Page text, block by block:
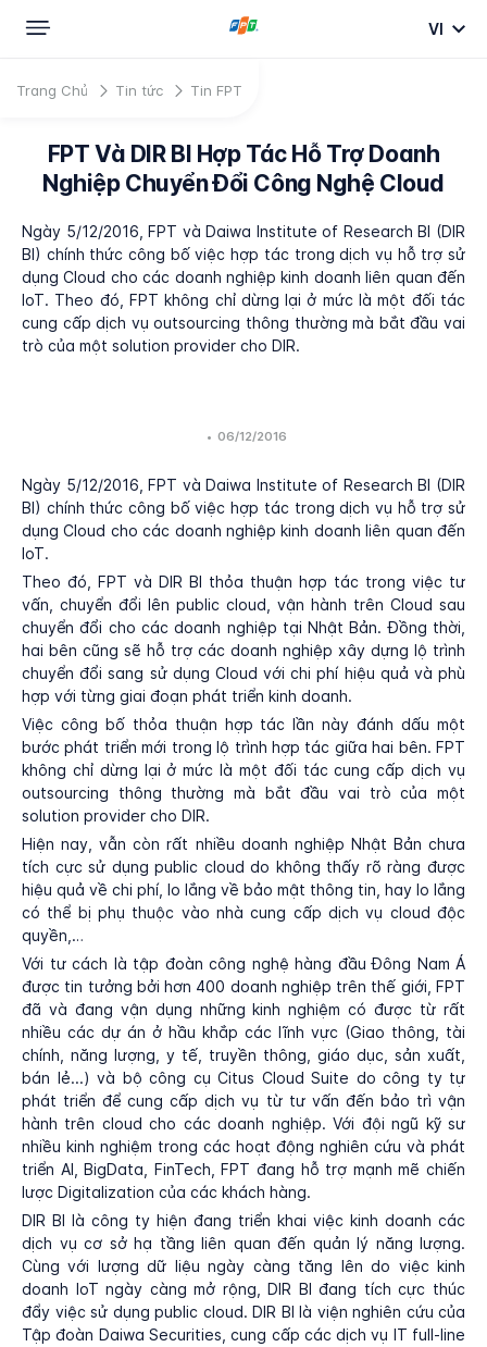
VI
Trang Chủ Tin tức Tin FPT
FPT Và DIR BI Hợp Tác Hỗ Trợ Doanh
Nghiệp Chuyển Đổi Công Nghệ Cloud
Ngày 5/12/2016, FPT và Daiwa Institute of Research BI (DIR
BI) chính thức công bố việc hợp tác trong dịch vụ hỗ trợ sử
dụng Cloud cho các doanh nghiệp kinh doanh liên quan đến
IoT. Theo đó, FPT không chỉ dừng lại ở mức là một đối tác
cung cấp dịch vụ outsourcing thông thường mà bắt đầu vai
trò của một solution provider cho DIR.
• 06/12/2016
Ngày 5/12/2016, FPT và Daiwa Institute of Research BI (DIR
BI) chính thức công bố việc hợp tác trong dịch vụ hỗ trợ sử
dụng Cloud cho các doanh nghiệp kinh doanh liên quan đến
IoT.
Theo đó, FPT và DIR BI thỏa thuận hợp tác trong việc tư
vấn, chuyển đổi lên public cloud, vận hành trên Cloud sau
chuyển đổi cho các doanh nghiệp tại Nhật Bản. Đồng thời,
hai bên cũng sẽ hỗ trợ các doanh nghiệp xây dựng lộ trình
chuyển đổi sang sử dụng Cloud với chi phí hiệu quả và phù
hợp với từng giai đoạn phát triển kinh doanh.
Việc công bố thỏa thuận hợp tác lần này đánh dấu một
bước phát triển mới trong lộ trình hợp tác giữa hai bên. FPT
không chỉ dừng lại ở mức là một đối tác cung cấp dịch vụ
outsourcing thông thường mà bắt đầu vai trò của một
solution provider cho DIR.
Hiện nay, vẫn còn rất nhiều doanh nghiệp Nhật Bản chưa
tích cực sử dụng public cloud do không thấy rõ ràng được
hiệu quả về chi phí, lo lắng về bảo mật thông tin, hay lo lắng
có thể bị phụ thuộc vào nhà cung cấp dịch vụ cloud độc
quyền,…
Với tư cách là tập đoàn công nghệ hàng đầu Đông Nam Á
được tin tưởng bởi hơn 400 doanh nghiệp trên thế giới, FPT
đã và đang vận dụng những kinh nghiệm có được từ rất
nhiều các dự án ở hầu khắp các lĩnh vực (Giao thông, tài
chính, năng lượng, y tế, truyền thông, giáo dục, sản xuất,
bán lẻ...) và bộ công cụ Citus Cloud Suite do công ty tự
phát triển để cung cấp dịch vụ từ tư vấn đến bảo trì vận
hành trên cloud cho các doanh nghiệp. Với đội ngũ kỹ sư
nhiều kinh nghiệm trong các hoạt động nghiên cứu và phát
triển AI, BigData, FinTech, FPT đang hỗ trợ mạnh mẽ chiến
lược Digitalization của các khách hàng.
DIR BI là công ty hiện đang triển khai việc kinh doanh các
dịch vụ cơ sở hạ tầng liên quan đến quản lý năng lượng.
Cùng với lượng dữ liệu ngày càng tăng lên do việc kinh
doanh IoT ngày càng mở rộng, DIR BI đang tích cực thúc
đẩy việc sử dụng public cloud. DIR BI là viện nghiên cứu của
Tập đoàn Daiwa Securities, cung cấp các dịch vụ IT full-line